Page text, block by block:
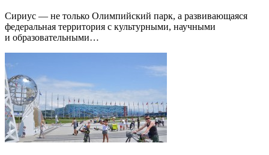
Сириус — не только Олимпийский парк, а развивающаяся
федеральная территория с культурными, научными
и образовательными…